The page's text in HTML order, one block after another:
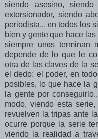
siendo asesino,
extorsionador, siendo
periodista... en todos los
bien y gente que hace
siempre unos terminan
depende de lo que le
otra de las claves de la
el dedo: el poder, en
posibles, lo que hace la
la gente por
modo, viendo esta
revuelven la tripas ante
ocurre porque la serie
viendo la realidad a